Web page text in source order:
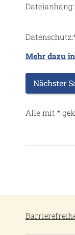
Dateianhang:
Datenschutz:
Mehr dazu
Alle mit *